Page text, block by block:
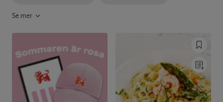
Se mer